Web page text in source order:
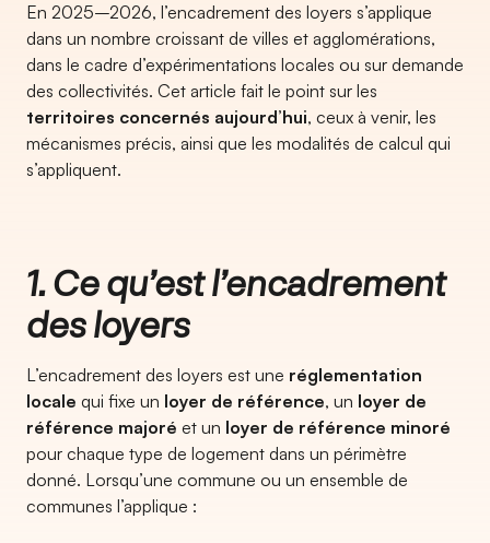
En 2025–2026, l’encadrement des loyers s’applique
dans un nombre croissant de villes et agglomérations,
dans le cadre d’expérimentations locales ou sur demande
des collectivités. Cet article fait le point sur les
territoires concernés aujourd’hui, ceux à venir, les
mécanismes précis, ainsi que les modalités de calcul qui
s’appliquent.
1. Ce qu’est l’encadrement
des loyers
L’encadrement des loyers est une réglementation
locale qui fixe un loyer de référence, un loyer de
référence majoré et un loyer de référence minoré
pour chaque type de logement dans un périmètre
donné. Lorsqu’une commune ou un ensemble de
communes l’applique :